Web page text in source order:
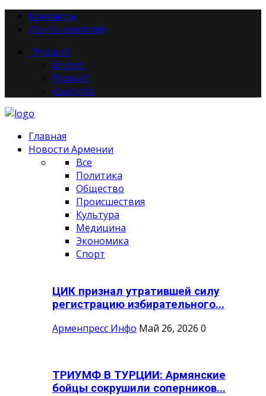
Контакты
Лента новостей
Русский
English
Русский
Հայերեն
Главная
Новости Армении
Все
Политика
Общество
Происшествия
Культура
Медицина
Экономика
Спорт
ЦИК признал утратившей силу
регистрацию избирательного...
Арменпресс Инфо Май 26, 2026 0
ТРИУМФ В ТУРЦИИ: Армянские
бойцы сокрушили соперников...